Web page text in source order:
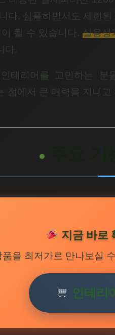
다. 심플하면서도 세련
될 수 있습니다. 실용성
다.
테리어를 고민하는 분
점에서 큰 매력을 지니고
지금 바로
을 최저가로 만나보실
인테리